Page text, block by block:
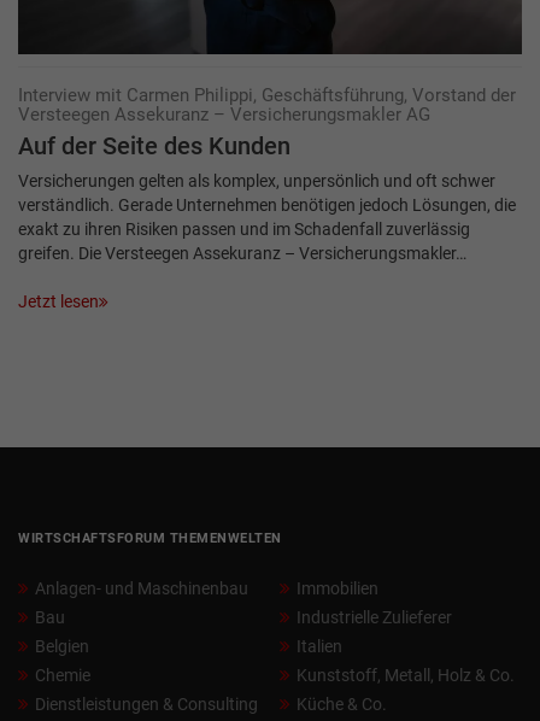
Interview mit Carmen Philippi, Geschäftsführung, Vorstand der
Versteegen Assekuranz – Versicherungsmakler AG
Auf der Seite des Kunden
Versicherungen gelten als komplex, unpersönlich und oft schwer
verständlich. Gerade Unternehmen benötigen jedoch Lösungen, die
exakt zu ihren Risiken passen und im Schadenfall zuverlässig
greifen. Die Versteegen Assekuranz – Versicherungsmakler…
Jetzt lesen
WIRTSCHAFTSFORUM THEMENWELTEN
Anlagen- und Maschinenbau
Bau
Belgien
Chemie
Dienstleistungen & Consulting
Immobilien
Industrielle Zulieferer
Italien
Kunststoff, Metall, Holz & Co.
Küche & Co.